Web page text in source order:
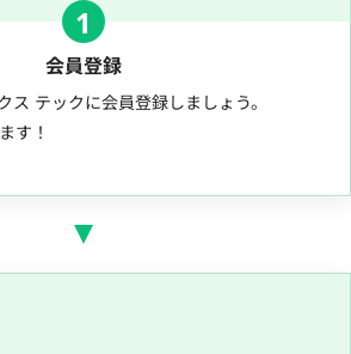
1
会員登録
ス テックに会員登録しましょう。
す！